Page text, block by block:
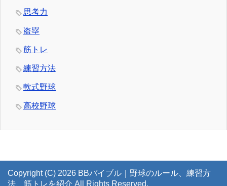
思考力
盗塁
筋トレ
練習方法
軟式野球
高校野球
Copyright (C) 2026 BBバイブル｜野球のルール、練習方
法、筋トレを紹介 All Rights Reserved.